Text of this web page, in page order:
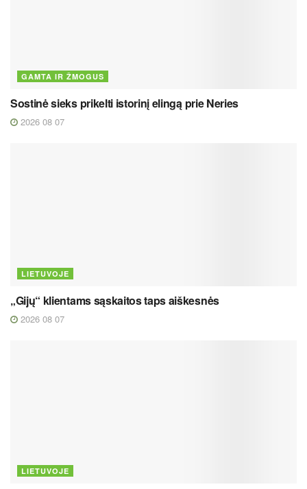
GAMTA IR ŽMOGUS
Sostinė sieks prikelti istorinį elingą prie Neries
2026 08 07
LIETUVOJE
„Gijų“ klientams sąskaitos taps aiškesnės
2026 08 07
LIETUVOJE